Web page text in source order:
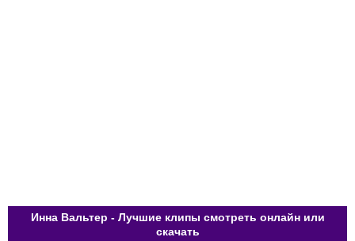
Инна Вальтер - Лучшие клипы смотреть онлайн или
скачать